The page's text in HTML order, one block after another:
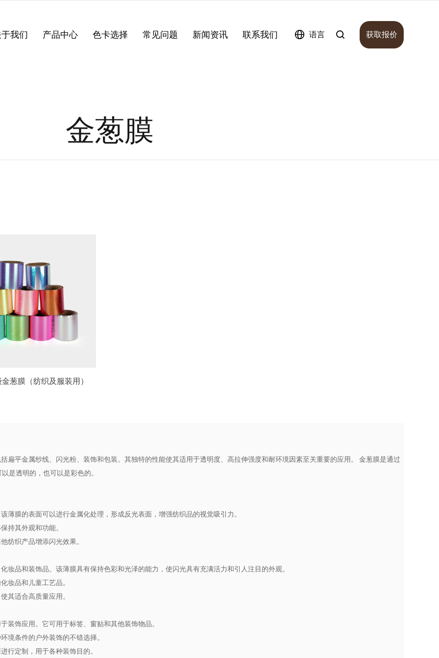
我们 产品中心 色卡选择 常见问题 新闻资讯 联系我们 语言 获取报价
金葱膜
葱膜（纺织及服装用）
扁平金属纱线、闪光粉、装饰和包装。其独特的性能使其适用于透明度、高拉伸强度和耐环境因素至关重要的应用。 金葱膜是通过
是透明的，也可以是彩色的。
膜的表面可以进行金属化处理，形成反光表面，增强纺织品的视觉吸引力。
持其外观和功能。
纺织产品增添闪光效果。
品和装饰品。该薄膜具有保持色彩和光泽的能力，使闪光具有充满活力和引人注​​目的外观。
妆品和儿童工艺品。
其适合高质量应用。
装饰应用。它可用于标签、窗贴和其他装饰物品。
境条件的户外装饰的不错选择。
行定制，用于各种装饰目的。